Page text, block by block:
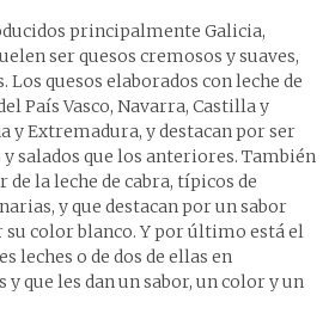
principalmente Galicia,
ser quesos cremosos y suaves,
Los quesos elaborados con leche de
País Vasco, Navarra, Castilla y
y Extremadura, y destacan por ser
salados que los anteriores. También
la leche de cabra, típicos de
y que destacan por un sabor
color blanco. Y por último está el
leches o de dos de ellas en
que les dan un sabor, un color y un